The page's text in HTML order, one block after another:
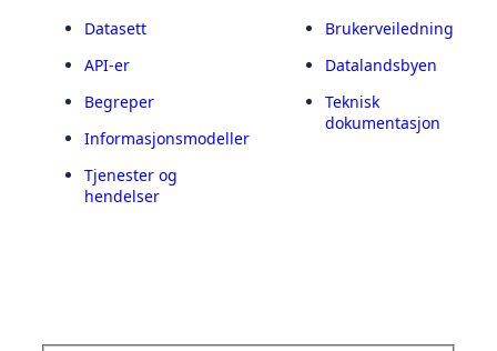
Datasett
API-er
Begreper
Informasjonsmodeller
Tjenester og
hendelser
Brukerveiledning
Datalandsbyen
Teknisk
dokumentasjon